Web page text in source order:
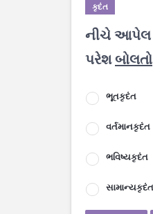
કૃદંત
નીચે આપેલ
પરેશબોલતો
ભૂતકૃદંત
વર્તમાનકૃદંત
ભવિષ્યકૃદંત
સામાન્યકૃદંત